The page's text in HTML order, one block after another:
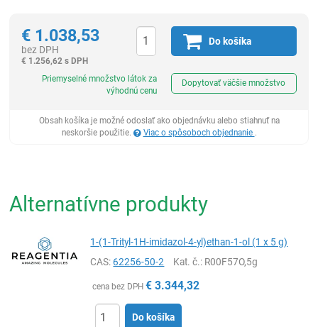
€ 1.038,53
bez DPH
€ 1.256,62 s DPH
Do košíka
Priemyselné množstvo látok za
výhodnú cenu
Dopytovať väčšie množstvo
Obsah košíka je možné odoslať ako objednávku alebo stiahnuť na
neskoršie použitie.
Viac o spôsoboch objednanie .
Alternatívne produkty
1-(1-Trityl-1H-imidazol-4-yl)ethan-1-ol (1 x 5 g)
CAS:62256-50-2 Kat. č.: R00F57O,5g
cena bez DPH € 3.344,32
Do košíka